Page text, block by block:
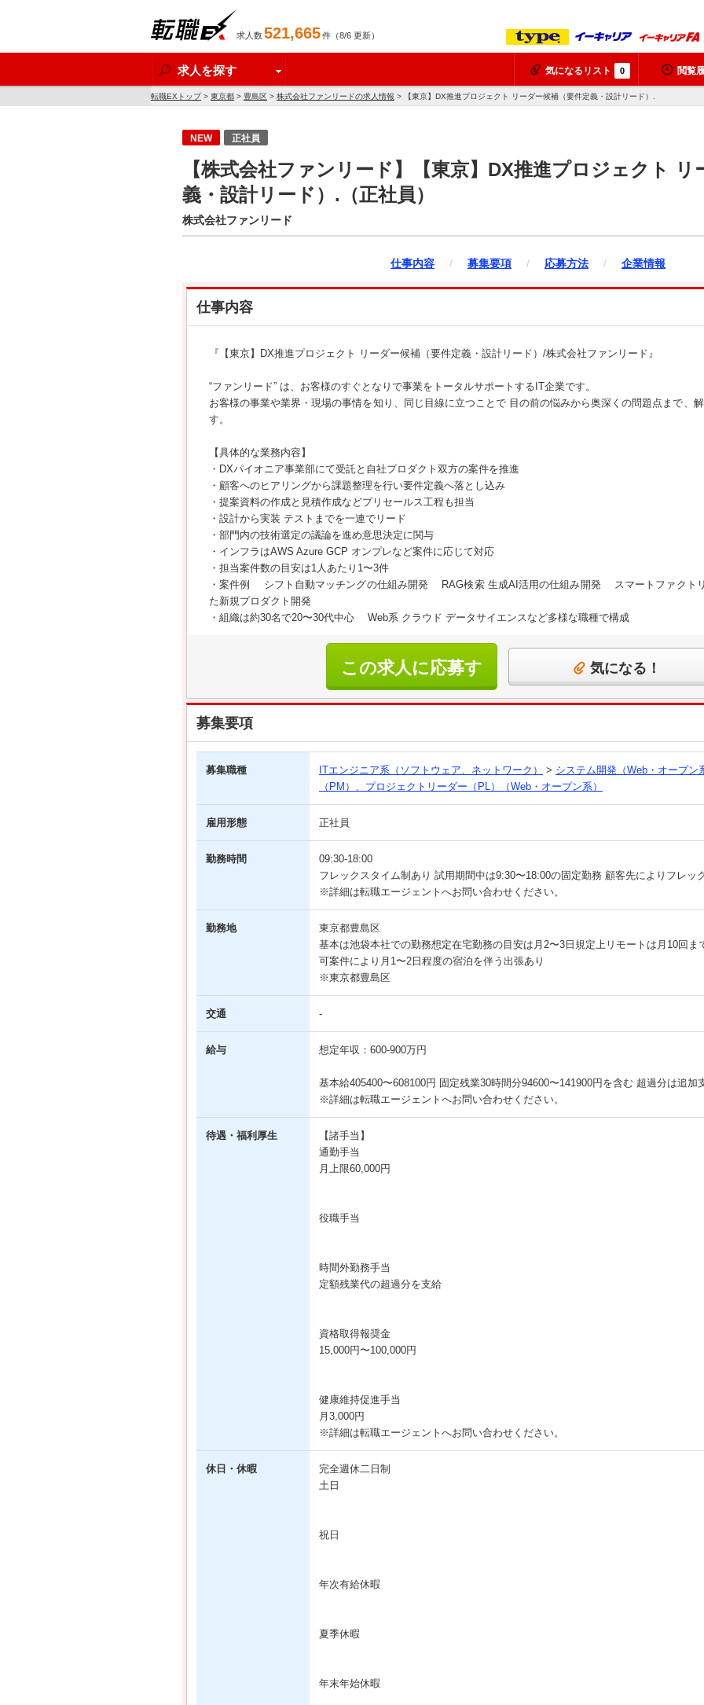
求人数521,665件（8/6 更新）
求人を探す 気になるリスト 0 閲覧
転職EXトップ> 東京都 > 豊島区 > 株式会社ファンリードの求人情報 > 【東京】DX推進プロジェクト リーダー候補（要件定義・設計リード）.
NEW 正社員
【株式会社ファンリード】【東京】DX推進プロジェクト リ
義・設計リード）.（正社員）
株式会社ファンリード
仕事内容 / 募集要項 / 応募方法 / 企業情報
仕事内容
『【東京】DX推進プロジェクト リーダー候補（要件定義・設計リード）/株式会社ファンリード』
“ファンリード” は、お客様のすぐとなりで事業をトータルサポートするIT企業です。
お客様の事業や業界・現場の事情を知り、同じ目線に立つことで 目の前の悩みから奥深くの問題点まで、
す。
【具体的な業務内容】
・DXパイオニア事業部にて受託と自社プロダクト双方の案件を推進
・顧客へのヒアリングから課題整理を行い要件定義へ落とし込み
・提案資料の作成と見積作成などプリセールス工程も担当
・設計から実装 テストまでを一連でリード
・部門内の技術選定の議論を進め意思決定に関与
・インフラはAWS Azure GCP オンプレなど案件に応じて対応
・担当案件数の目安は1人あたり1〜3件
・案件例 シフト自動マッチングの仕組み開発 RAG検索 生成AI活用の仕組み開発 スマートファクト
た新規プロダクト開発
・組織は約30名で20〜30代中心 Web系 クラウド データサイエンスなど多様な職種で構成
この求人に応募す
る
気になる！
募集要項
募集職種 ITエンジニア系（ソフトウェア、ネットワーク） > システム開発（Web・オープン
（PM）、プロジェクトリーダー（PL）（Web・オープン系）
雇用形態 正社員
勤務時間
09:30-18:00
フレックスタイム制あり 試用期間中は9:30〜18:00の固定勤務 顧客先によりフレッ
※詳細は転職エージェントへお問い合わせください。
勤務地
東京都豊島区
基本は池袋本社での勤務想定在宅勤務の目安は月2〜3日規定上リモートは月10回ま
可案件により月1〜2日程度の宿泊を伴う出張あり
※東京都豊島区
交通 -
給与 想定年収：600-900万円
基本給405400〜608100円 固定残業30時間分94600〜141900円を含む 超過分は追加
※詳細は転職エージェントへお問い合わせください。
待遇・福利厚生
【諸手当】
通勤手当
月上限60,000円
役職手当
時間外勤務手当
定額残業代の超過分を支給
資格取得報奨金
15,000円〜100,000円
健康維持促進手当
月3,000円
※詳細は転職エージェントへお問い合わせください。
休日・休暇
完全週休二日制
土日
祝日
年次有給休暇
夏季休暇
年末年始休暇